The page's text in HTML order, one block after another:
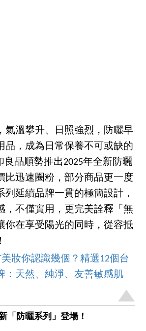
氣溫攀升、日照強烈，防曬早
品，成為日常保養不可或缺的
良品順勢推出2025年全新防曬
比迅速圈粉，部分商品更一度
列延續品牌一貫的極簡設計，
，不僅實用，更完美詮釋「無
你在享受陽光的同時，從容抵
妝你認識幾個？精選12個台
：天然、純淨、友善敏感肌
「防曬系列」登場！